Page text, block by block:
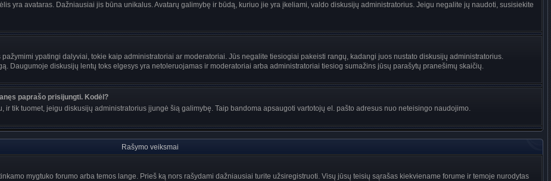
yra avataras. Dažniausiai jis būna unikalus. Avatarų galimybę ir būdą, kuriuo jie yra įkeliami, valdo diskusijų administratorius. Jeigu negalite jų naudoti, susisiekite
ypatingi dalyviai, tokie kaip administratoriai ar moderatoriai. Jūs negalite tiesiogiai pakeisti rangų, kadangi juos nustato diskusijų administratorius.
Daugumoje diskusijų lentų toks elgesys yra netoleruojamas ir moderatoriai arba administratoriai tiesiog sumažins jūsų parašytų pranešimų skaičių.
paprašo prisijungti. Kodėl?
ir tik tuomet, jeigu diskusijų administratorius įjungė šią galimybę. Taip bandoma apsaugoti vartotojų el. pašto adresus nuo neteisingo naudojimo.
Rašymo veiksmai
mygtuko forumo arba temos lange. Prieš ką nors rašydami dažniausiai turite užsiregistruoti. Visų jūsų teisių sąrašas kiekviename forume ir temoje nurodytas